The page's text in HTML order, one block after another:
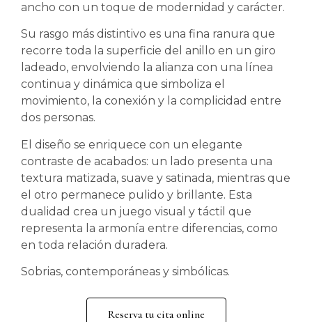
ancho con un toque de modernidad y carácter.
Su rasgo más distintivo es una fina ranura que
recorre toda la superficie del anillo en un giro
ladeado, envolviendo la alianza con una línea
continua y dinámica que simboliza el
movimiento, la conexión y la complicidad entre
dos personas.
El diseño se enriquece con un elegante
contraste de acabados: un lado presenta una
textura matizada, suave y satinada, mientras que
el otro permanece pulido y brillante. Esta
dualidad crea un juego visual y táctil que
representa la armonía entre diferencias, como
en toda relación duradera.
Sobrias, contemporáneas y simbólicas.
Reserva tu cita online